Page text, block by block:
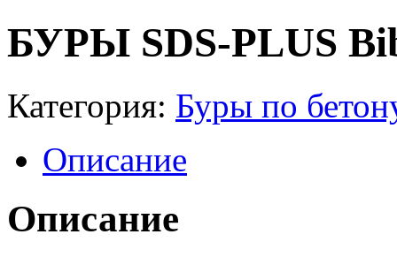
БУРЫ SDS-PLUS
Категория: Буры по
Описание
Описание